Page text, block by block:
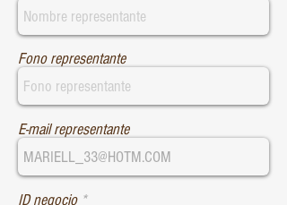
Fono representante
E-mail representante
ID negocio